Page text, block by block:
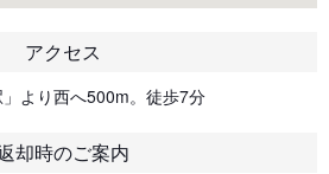
アクセス
より西へ500m。徒歩7分
却時のご案内